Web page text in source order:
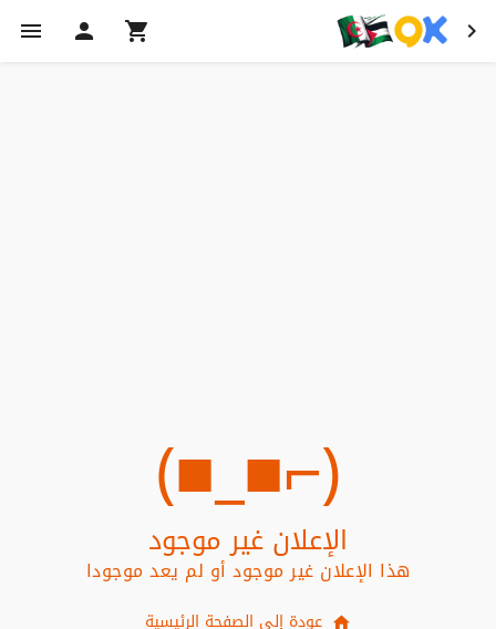
(⌐■_■)
الإعلان غير موجود
هذا الإعلان غير موجود أو لم يعد موجودا
عودة إلى الصفحة الرئيسية